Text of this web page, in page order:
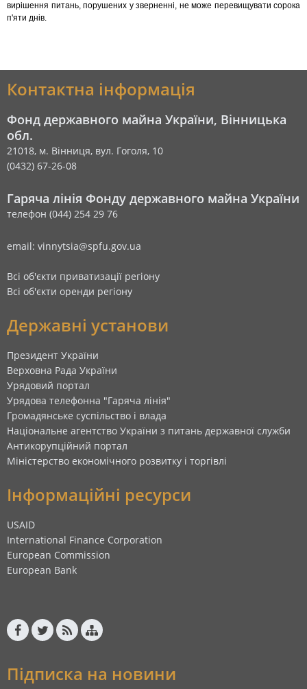
вирішення питань, порушених у зверненні, не може перевищувати сорока
п'яти днів.
Контактна інформація
Фонд державного майна України, Вінницька
обл.
21018, м. Вінниця, вул. Гоголя, 10
(0432) 67-26-08
Гаряча лінія Фонду державного майна України
телефон (044) 254 29 76
email: vinnytsia@spfu.gov.ua
Всі об'єкти приватизації регіону
Всі об'єкти оренди регіону
Державні установи
Президент України
Верховна Рада України
Урядовий портал
Урядова телефонна "Гаряча лінія"
Громадянське суспільство і влада
Національне агентство України з питань державної служби
Антикорупційний портал
Міністерство економічного розвитку і торгівлі
Інформаційні ресурси
USAID
International Finance Corporation
European Commission
European Bank
Підписка на новини